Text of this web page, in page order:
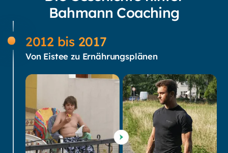
Bahmann Coaching
2012 bis 2017
Von Eistee zu Ernährungsplänen